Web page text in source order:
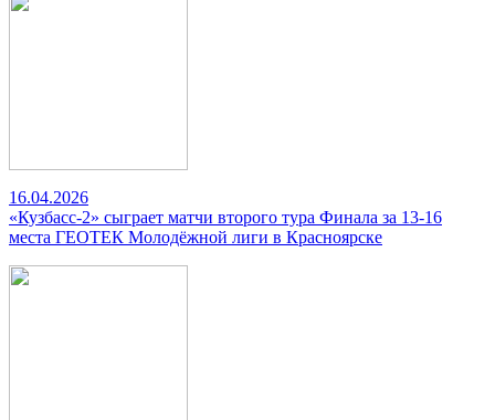
16.04.2026
«Кузбасс-2» сыграет матчи второго тура Финала за 13-16
места ГЕОТЕК Молодёжной лиги в Красноярске